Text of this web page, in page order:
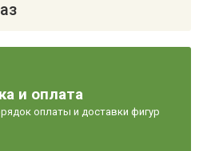
и оплата
оплаты и доставки фигур